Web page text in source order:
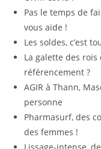
Pas le temps de
vous aide !
Les soldes, c’est
La galette des rois
référencement ?
AGIR à Thann,
personne
Pharmasurf, des
des femmes !